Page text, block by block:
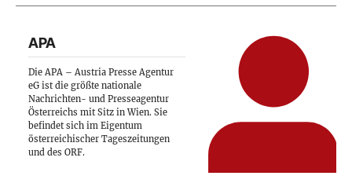
APA
Die APA – Austria Presse Agentur
eG ist die größte nationale
Nachrichten- und Presseagentur
Österreichs mit Sitz in Wien. Sie
befindet sich im Eigentum
österreichischer Tageszeitungen
und des ORF.